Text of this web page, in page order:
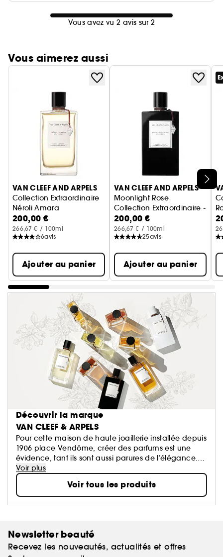
Vous avez vu 2 avis sur 2
Vous aimerez aussi
Ignorer le carrousel produits
VAN CLEEF AND ARPELS
Collection Extraordinaire
Néroli Amara
Eau de Parfum
200,00 €
266,67 € / 100ml
6avis
Ajouter au panier
VAN CLEEF AND ARPELS
Moonlight Rose
Collection Extraordinaire -
200,00 €
266,67 € / 100ml
25avis
Ajouter au panier
Découvrir la marque
VAN CLEEF & ARPELS
Pour cette maison de haute joaillerie installée depuis
1906 place Vendôme, créer des parfums est une
évidence, tant ils sont aussi parures de l’élégance.
La fragrance se pose comme un bijou, au creux
d’un poignet, près du lobe d’une oreille, autour du
cou : joyau olfactif par excellence.
Voir plus
Voir tous les produits
Newsletter beauté
Recevez les nouveautés, actualités et offres